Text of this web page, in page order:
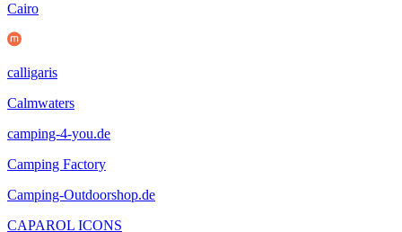
Cairo
calligaris
Calmwaters
camping-4-you.de
Camping Factory
Camping-Outdoorshop.de
CAPAROL ICONS